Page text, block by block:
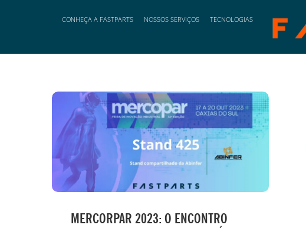
CONHEÇA A FASTPARTS NOSSOS SERVIÇOS TECNOLOGIAS
MERCORPAR 2023: O ENCONTRO